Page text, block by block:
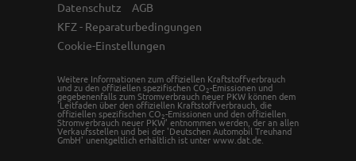
Datenschutz
AGB
KFZ - Reparaturbedingungen
Cookie-Einstellungen
Weitere Informationen zum offiziellen Kraftstoffverbrauch
und zu den offiziellen spezifischen CO 2-Emissionen und
gegebenenfalls zum Stromverbrauch neuer PKW können dem
'Leitfaden über den offiziellen Kraftstoffverbrauch, die
offiziellen spezifischen CO 2-Emissionen und den offiziellen
Stromverbrauch neuer PKW' entnommen werden, der an allen
Verkaufsstellen und bei der 'Deutschen Automobil Treuhand
GmbH' unentgeltlich erhältlich ist unter www.dat.de.